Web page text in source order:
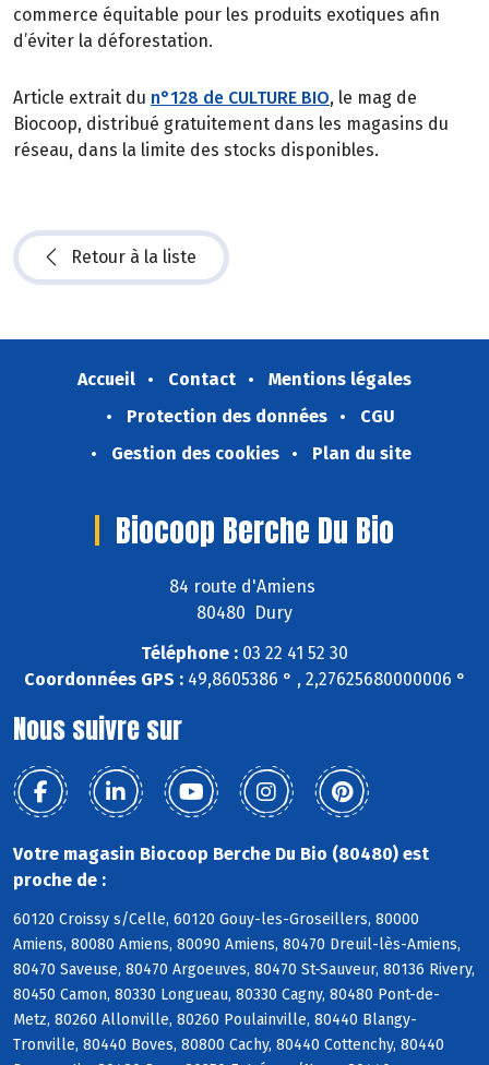
commerce équitable pour les produits exotiques afin
d’éviter la déforestation.
Article extrait du n°128 de CULTURE BIO, le mag de
Biocoop, distribué gratuitement dans les magasins du
réseau, dans la limite des stocks disponibles.
Retour à la liste
Accueil Contact
Mentions légales
Protection des données
CGU
Gestion des cookies
Plan du site
Biocoop Berche Du Bio
84 route d'Amiens
80480 Dury
Téléphone : 03 22 41 52 30
Coordonnées GPS :49,8605386 ° , 2,27625680000006 °
Nous suivre sur
Votre magasin Biocoop Berche Du Bio (80480) est
proche de :
60120 Croissy s/Celle, 60120 Gouy-les-Groseillers, 80000
Amiens, 80080 Amiens, 80090 Amiens, 80470 Dreuil-lès-Amiens,
80470 Saveuse, 80470 Argoeuves, 80470 St-Sauveur, 80136 Rivery,
80450 Camon, 80330 Longueau, 80330 Cagny, 80480 Pont-de-
Metz, 80260 Allonville, 80260 Poulainville, 80440 Blangy-
Tronville, 80440 Boves, 80800 Cachy, 80440 Cottenchy, 80440